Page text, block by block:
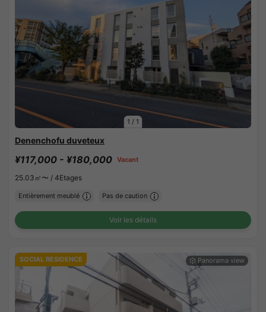
1 / 1
Denenchofu duveteux
¥117,000 - ¥180,000 Vacant
25.03㎡〜 / 4Etages
Entièrement meublé Pas de caution
Voir les détails
SOCIAL RESIDENCE